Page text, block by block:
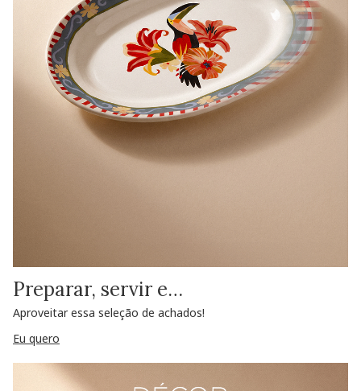
Preparar, servir e…
Aproveitar essa seleção de achados!
Eu quero